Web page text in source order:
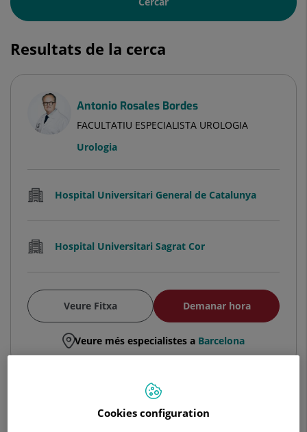
Resultats de la cerca
Antonio Rosales Bordes
FACULTATIU ESPECIALISTA UROLOGIA
Urologia
Hospital Universitari General de Catalunya
Hospital Universitari Sagrat Cor
Veure Fitxa Demanar hora
Veure més especialistes a Barcelona
Christian Isalt Lemonche
Cookies configuration